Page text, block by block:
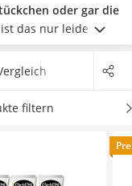
oder gar die
das nur leider
die Leberwurst für
sehr bekömmlich
genommen
Tubenform.
das
seinen
filtern